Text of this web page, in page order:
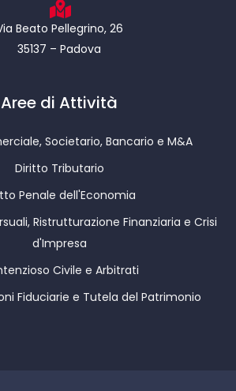
Beato Pellegrino, 26
35137 – Padova
Aree di Attività
Societario, Bancario e M&A
Diritto Tributario
Penale dell'Economia
Ristrutturazione Finanziaria e Crisi
d'Impresa
Civile e Arbitrati
Fiduciarie e Tutela del Patrimonio